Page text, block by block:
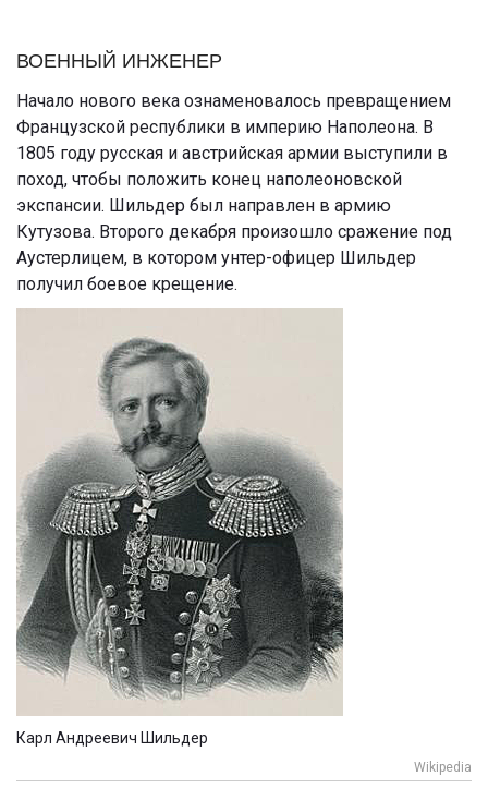
ВОЕННЫЙ ИНЖЕНЕР
Начало нового века ознаменовалось превращением
Французской республики в империю Наполеона. В
1805 году русская и австрийская армии выступили в
поход, чтобы положить конец наполеоновской
экспансии. Шильдер был направлен в армию
Кутузова. Второго декабря произошло сражение под
Аустерлицем, в котором унтер-офицер Шильдер
получил боевое крещение.
Карл Андреевич Шильдер
Wikipedia